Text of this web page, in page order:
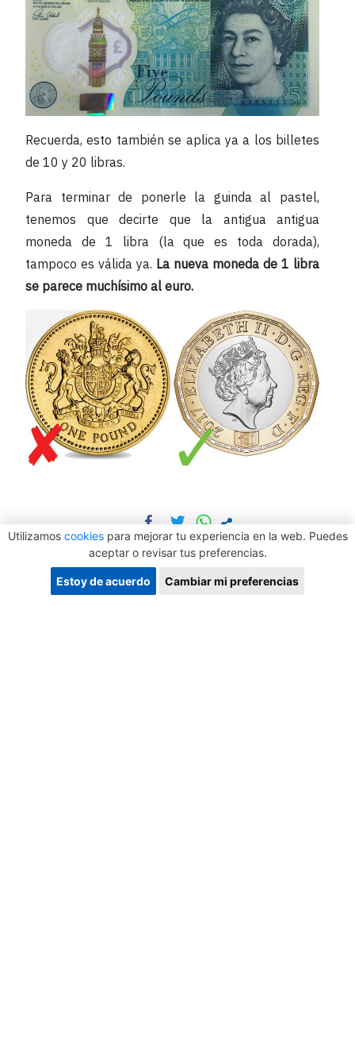
Utilizamos cookiespara mejorar tu experiencia en la web. Puedes
aceptar o revisar tus preferencias.
Estoy de acuerdo Cambiar mi preferencias
Recuerda, esto también se aplica ya a los billetes
de 10 y 20 libras.
Para terminar de ponerle la guinda al pastel,
tenemos que decirte que la antigua antigua
moneda de 1 libra (la que es toda dorada),
tampoco es válida ya. La nueva moneda de 1 libra
se parece muchísimo al euro.